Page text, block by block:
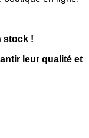
stock !
leur qualité et